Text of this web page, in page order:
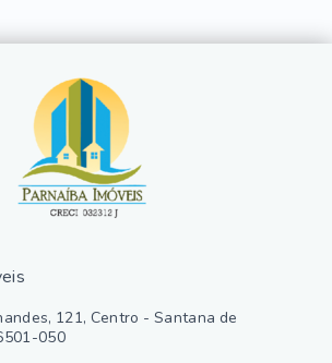
121, Centro - Santana de
050